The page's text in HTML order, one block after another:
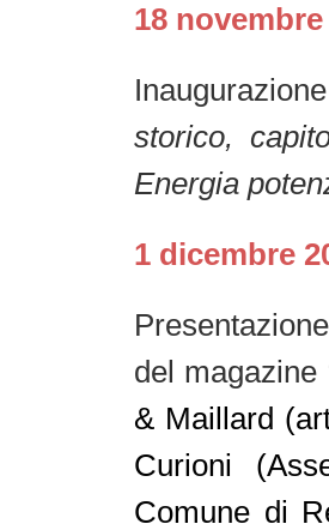
18
storico,
Energia
1 dicembre
del
& Maillard
Curioni
Comune di